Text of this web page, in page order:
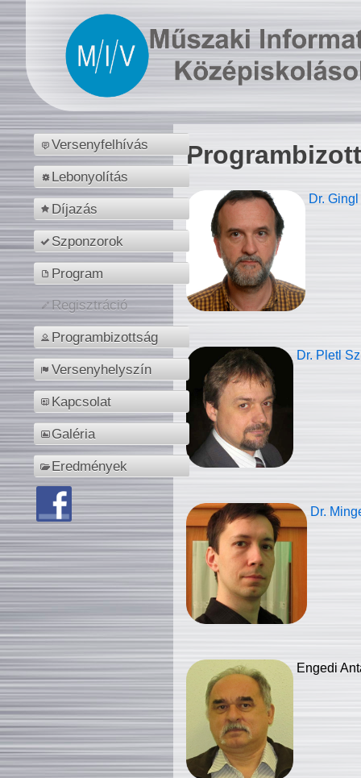
Versenyfelhívás
Lebonyolítás
Díjazás
Szponzorok
Program
Regisztráció
Programbizottság
Versenyhelyszín
Kapcsolat
Galéria
Eredmények
Dr.
Dr. Pletl
Dr.
Engedi